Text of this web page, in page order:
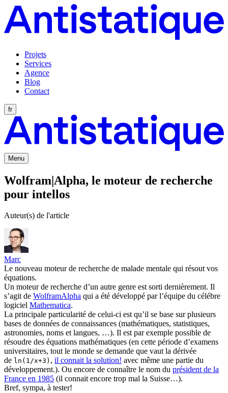
Projets
Services
Agence
Blog
Contact
fr
Menu
Wolfram|Alpha, le moteur de recherche
pour intellos
Auteur(s) de l'article
Marc
Le nouveau moteur de recherche de malade mentale qui résout vos
équations.
Un moteur de recherche d’un autre genre est sorti dernièrement. Il
s’agit de WolframAlpha qui a été développé par l’équipe du célébre
logiciel Mathematica.
La principale particularité de celui-ci est qu’il se base sur plusieurs
bases de données de connaissances (mathématiques, statistiques,
astronomies, noms et langues, …). Il est par exemple possible de
résoudre des équations mathématiques (en cette période d’examens
universitaires, tout le monde se demande que vaut la dérivée
de ln(1/x+3) , il connait la solution! avec même une partie du
développement.). Ou encore de connaître le nom du président de la
France en 1985 (il connait encore trop mal la Suisse…).
Bref, sympa, à tester!